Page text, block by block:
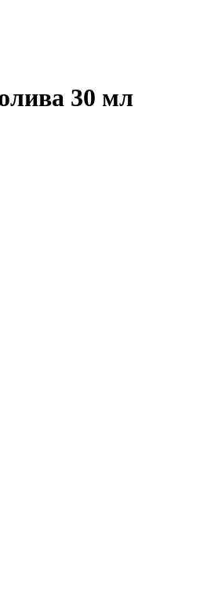
30 мл